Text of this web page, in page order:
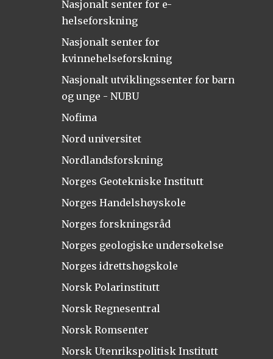
Nasjonalt senter for e-
helseforskning
Nasjonalt senter for
kvinnehelseforskning
Nasjonalt utviklingssenter for barn
og unge - NUBU
Nofima
Nord universitet
Nordlandsforskning
Norges Geotekniske Institutt
Norges Handelshøyskole
Norges forskningsråd
Norges geologiske undersøkelse
Norges idrettshøgskole
Norsk Polarinstitutt
Norsk Regnesentral
Norsk Romsenter
Norsk Utenrikspolitisk Institutt